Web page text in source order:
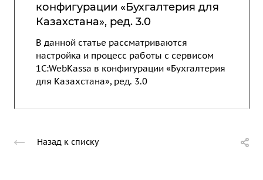
конфигурации «Бухгалтерия для
Казахстана», ред. 3.0
В данной статье рассматриваются
настройка и процесс работы с сервисом
1С:WebKassa в конфигурации «Бухгалтерия
для Казахстана», ред. 3.0
Назад к списку